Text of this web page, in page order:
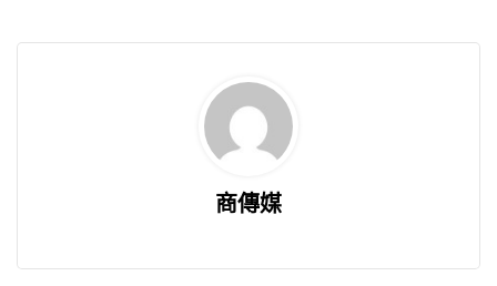
商傳媒